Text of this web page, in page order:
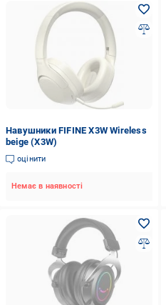
Навушники FIFINE X3W Wireless
beige (X3W)
оцінити
Немає в наявності